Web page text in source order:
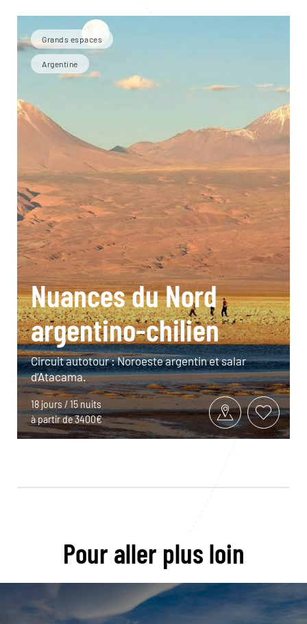
Grands espaces
Argentine
Nuances du Nord
argentino-chilien
Circuit autotour : Noroeste argentin et salar
d’Atacama.
18 jours / 15 nuits
à partir de 3400€
Pour aller plus loin